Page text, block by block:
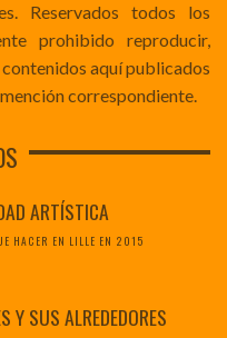
Reservados todos los
prohibido reproducir,
aquí publicados
correspondiente.
ARTÍSTICA
HACER EN LILLE EN 2015
Y SUS ALREDEDORES